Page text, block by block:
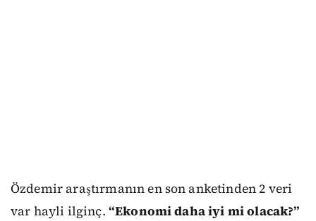
Özdemir araştırmanın en son anketinden 2 veri
var hayli ilginç. “Ekonomi daha iyi mi olacak?”